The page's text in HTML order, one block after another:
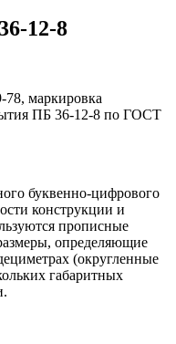
12-8
маркировка
ПБ 36-12-8 по ГОСТ
буквенно-цифрового
конструкции и
прописные
определяющие
(округленные
габаритных